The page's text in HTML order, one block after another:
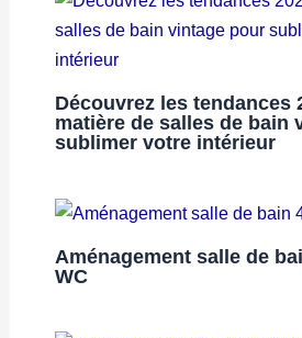
Découvrez les tendances
matière de salles de bain
sublimer votre intérieur
Aménagement salle de
WC